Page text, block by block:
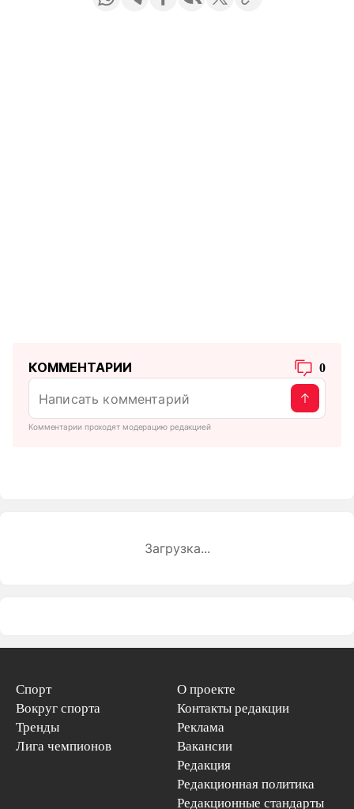
КОММЕНТАРИИ 0
Комментарии проходят модерацию редакцией
Загрузка...
Спорт
Вокруг спорта
Тренды
Лига чемпионов
О проекте
Контакты редакции
Реклама
Вакансии
Редакция
Редакционная политика
Редакционные стандарты